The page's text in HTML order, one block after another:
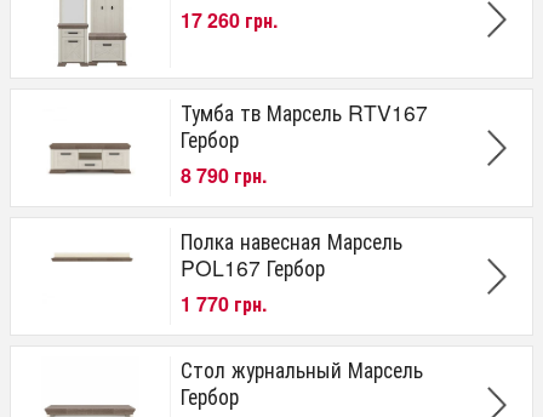
17 260 грн.
Тумба тв Марсель RTV167
Гербор
8 790 грн.
Полка навесная Марсель
POL167 Гербор
1 770 грн.
Стол журнальный Марсель
Гербор